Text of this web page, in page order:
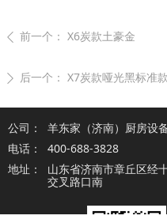
ꄴ 前一个： X6炭款土豪金
ꄲ 后一个： X7炭款哑光黑标准款
公司：
羊东家（济南）厨房设
电话：
400-688-3828
地址：
山东省济南市章丘区经
交叉路口南